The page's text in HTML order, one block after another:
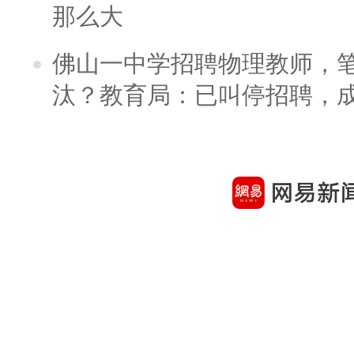
那么大
佛山一中学招聘物理教师，
汰？教育局：已叫停招聘，